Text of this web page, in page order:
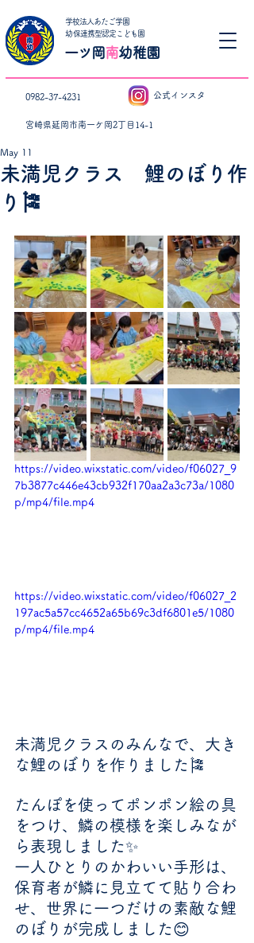
一ツ岡南幼稚園
学校法人あたご学園
​幼保連携型認定こども園
0982-37-4231
宮崎県延岡市南一ケ岡2丁目14-1
公式インスタ
未満児クラス 鯉のぼり作
り🎏
May 11
https://video.wixstatic.com/video/f06027_9
7b3877c446e43cb932f170aa2a3c73a/1080
p/mp4/file.mp4
https://video.wixstatic.com/video/f06027_2
197ac5a57cc4652a65b69c3df6801e5/1080
p/mp4/file.mp4
未満児クラスのみんなで、大き
な鯉のぼりを作りました🎏
たんぽを使ってポンポン絵の具
をつけ、鱗の模様を楽しみなが
ら表現しました✨
一人ひとりのかわいい手形は、
保育者が鱗に見立てて貼り合わ
せ、世界に一つだけの素敵な鯉
のぼりが完成しました😊